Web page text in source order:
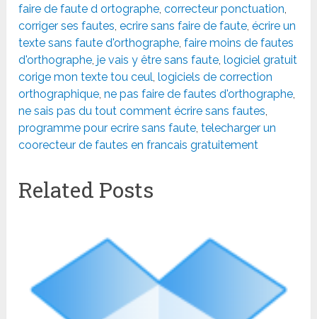
faire de faute d ortographe,correcteur ponctuation,
corriger ses fautes,ecrire sans faire de faute,écrire un
texte sans faute d'orthographe,faire moins de fautes
d'orthographe,je vais y être sans faute,logiciel gratuit
corige mon texte tou ceul,logiciels de correction
orthographique,ne pas faire de fautes d'orthographe,
ne sais pas du tout comment écrire sans fautes,
programme pour ecrire sans faute,telecharger un
coorecteur de fautes en francais gratuitement
Related Posts